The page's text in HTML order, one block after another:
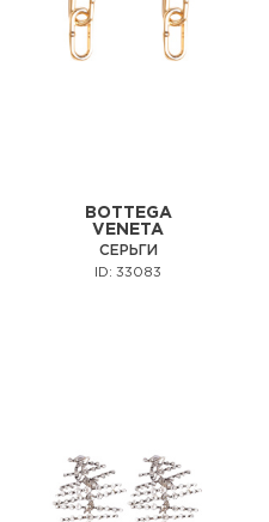
BOTTEGA
VENETA
СЕРЬГИ
ID: 33083